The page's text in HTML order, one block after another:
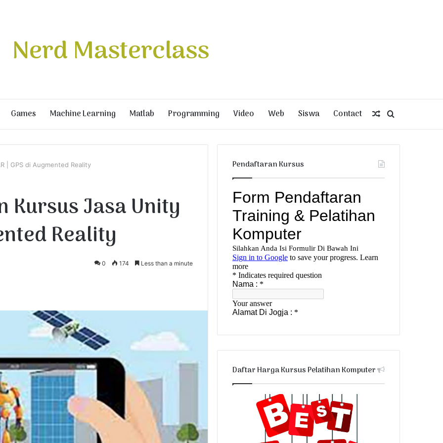
Nerd Masterclass
Games Machine Learning Matlab Programming Video Web Siswa Contact
for
Random
Article
| GPS di Augmented Reality
Kursus Jasa Unity
Reality
0 174 Less than a minute
Pendaftaran Kursus
Daftar Harga Kursus Pelatihan Komputer